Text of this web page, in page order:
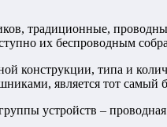
традиционные,
их беспроводным
конструкции, типа и
является тот самый
устройств –